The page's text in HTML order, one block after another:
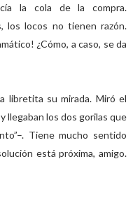
la cola de la compra.
los locos no tienen razón.
¿Cómo, a caso, se da
libretita su mirada. Miró el
llegaban los dos gorilas que
Tiene mucho sentido
está próxima, amigo.